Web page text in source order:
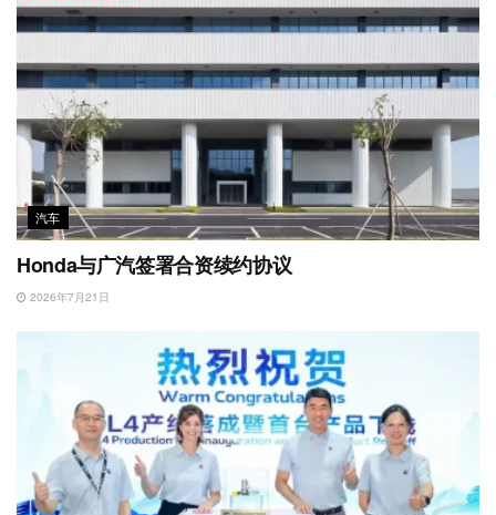
汽车
Honda与广汽签署合资续约协议
2026年7月21日